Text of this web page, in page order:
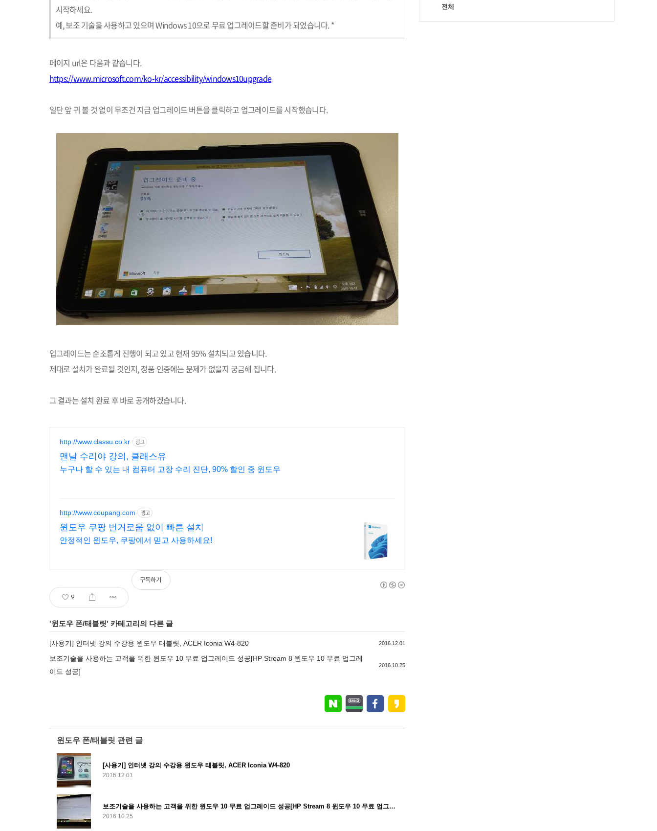
시작하세요.
예,보조 기술을 사용하고 있으며Windows 10으로 무료 업그레이드할 준비가 되었습니다. *
페이지 url은 다음과 같습니다.
https://www.microsoft.com/ko-kr/accessibility/windows10upgrade
일단 앞 귀 볼 것 없이 무조건 지금 업그레이드 버튼을 클릭하고 업그레이드를 시작했습니다.
업그레이드는 순조롭게 진행이 되고 있고 현재 95% 설치되고 있습니다.
제대로 설치가 완료될 것인지,정품 인증에는 문제가 없을지 궁금해 집니다.
그 결과는 설치 완료 후 바로 공개하겠습니다.
http://www.classu.co.kr 광고
맨날 수리야 강의, 클래스유
누구나 할 수 있는 내 컴퓨터 고장 수리 진단, 90% 할인 중 윈도우
http://www.coupang.com 광고
윈도우 쿠팡 번거로움 없이 빠른 설치
안정적인 윈도우, 쿠팡에서 믿고 사용하세요!
9
구독하기
'윈도우 폰/태블릿' 카테고리의 다른 글
[사용기] 인터넷 강의 수강용 윈도우 태블릿, ACER Iconia W4-820 2016.12.01
보조기술을 사용하는 고객을 위한 윈도우 10 무료 업그레이드 성공[HP Stream 8 윈도우 10 무료 업그레
이드 성공]
2016.10.25
윈도우 폰/태블릿 관련 글
[사용기] 인터넷 강의 수강용 윈도우 태블릿, ACER Iconia W4-820
2016.12.01
보조기술을 사용하는 고객을 위한 윈도우 10 무료 업그레이드 성공[HP Stream 8 윈도우 10 무료 업그레이드 성공]
2016.10.25
전체